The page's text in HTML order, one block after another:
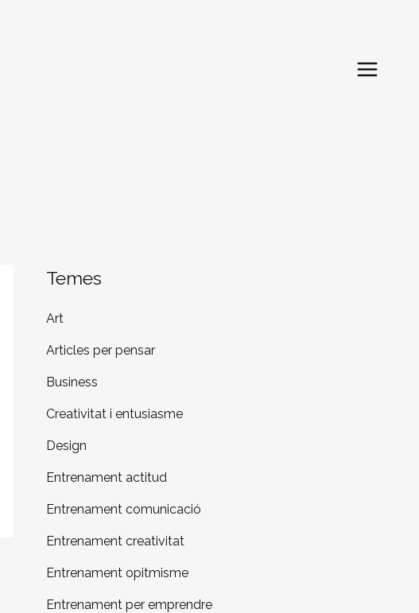
Temes
Art
Articles per pensar
Business
Creativitat i entusiasme
Design
Entrenament actitud
Entrenament comunicació
Entrenament creativitat
Entrenament opitmisme
Entrenament per emprendre